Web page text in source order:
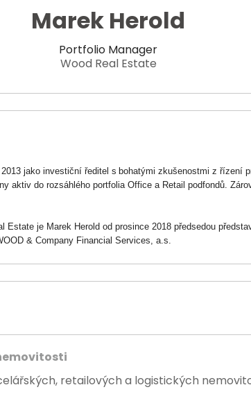
Marek Herold
Portfolio Manager
Wood Real Estate
jako investiční ředitel s bohatými zkušenostmi z řízení
aktiv do rozsáhlého portfolia Office a Retail podfondů.
Estate je Marek Herold od prosince 2018 předsedou
& Company Financial Services, a.s.
retailových a logistických